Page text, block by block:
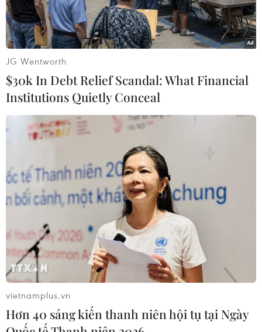
Samsung Display sẽ giới thiệu một loạt công nghệ và sản phẩm
mới, trong đó có buồng lái kỹ thuật số được tùy chỉnh cho ôtô tự
hành. (Nguồn: Yonhap)
Theo hãng tin Yonhap, ngày 8/9, công ty
Samsung Display thông báo kế hoạch ra mắt
giải pháp buồng lái kỹ thuật số mới cho trải
nghiệm lái xe an toàn và tiện lợi hơn, phù hợp
với nỗ lực mở rộng danh mục sản phẩm điốt
phát quang hữu cơ (OLED) của mình.
Trong một thông cáo báo chí, nhà sản xuất màn
JG Wentworth
$30k In Debt Relief Scandal: What Financial
Institutions Quietly Conceal
vietnamplus.vn
Hơn 40 sáng kiến thanh niên hội tụ tại Ngày